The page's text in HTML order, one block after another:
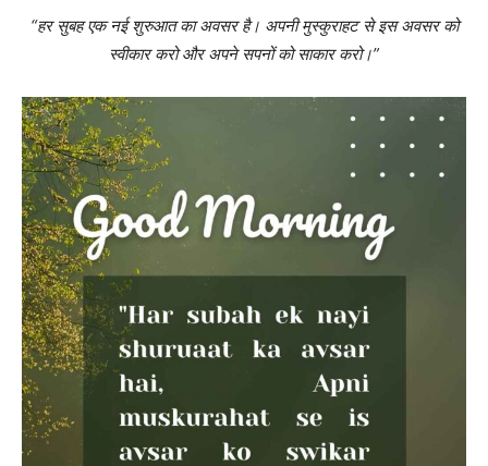
“हर सुबह एक नई शुरुआत का अवसर है। अपनी मुस्कुराहट से इस अवसर को
स्वीकार करो और अपने सपनों को साकार करो।”